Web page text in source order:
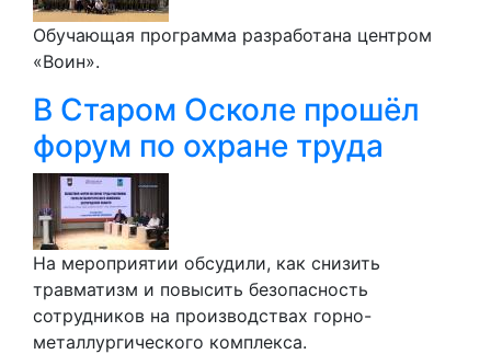
Обучающая программа разработана центром
«Воин».
В Старом Осколе прошёл
форум по охране труда
На мероприятии обсудили, как снизить
травматизм и повысить безопасность
сотрудников на производствах горно-
металлургического комплекса.